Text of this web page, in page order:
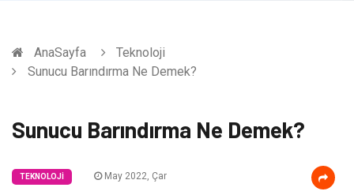
AnaSayfa
Teknoloji
Sunucu Barındırma Ne Demek?
Sunucu Barındırma Ne Demek?
TEKNOLOJI May 2022, Çar